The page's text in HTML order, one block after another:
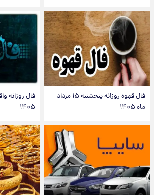
فال قهوه روزانه پنجشنبه ۱۵ مرداد
ماه ۱۴۰۵
۱۴۰۵